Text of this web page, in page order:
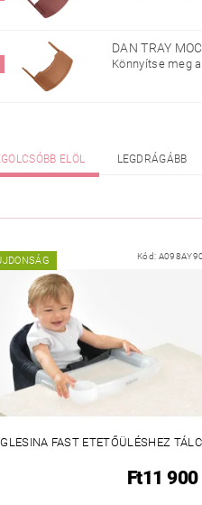
DAN TRAY
Könnyítse meg
ELÖL LEGDRÁGÁBB
Kód:
FAST ETETŐÜLÉSHEZ
Ft11 900